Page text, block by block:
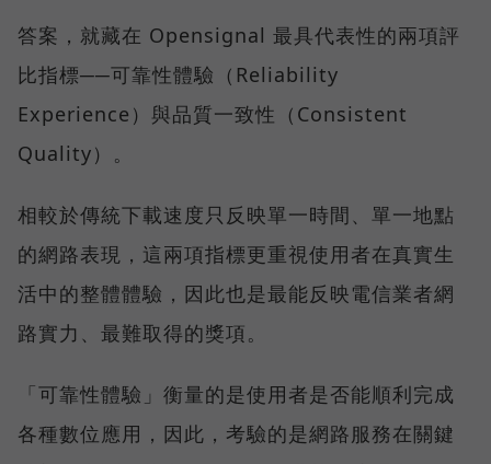
答案，就藏在 Opensignal 最具代表性的兩項評
比指標──可靠性體驗（Reliability
Experience）與品質一致性（Consistent
Quality）。
相較於傳統下載速度只反映單一時間、單一地點
的網路表現，這兩項指標更重視使用者在真實生
活中的整體體驗，因此也是最能反映電信業者網
路實力、最難取得的獎項。
「可靠性體驗」衡量的是使用者是否能順利完成
各種數位應用，因此，考驗的是網路服務在關鍵